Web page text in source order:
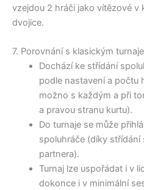
vzejdou 2 hráči jako vítězové v
dvojice.
7. Porovnání s klasickým
Dochází ke střídání
podle nastavení a počtu
možno s každým a při
a pravou stranu kurtu).
Do turnaje se může
spoluhráče (díky střídání
partnera).
Turnaj lze uspořádat i v
dokonce i v minimální